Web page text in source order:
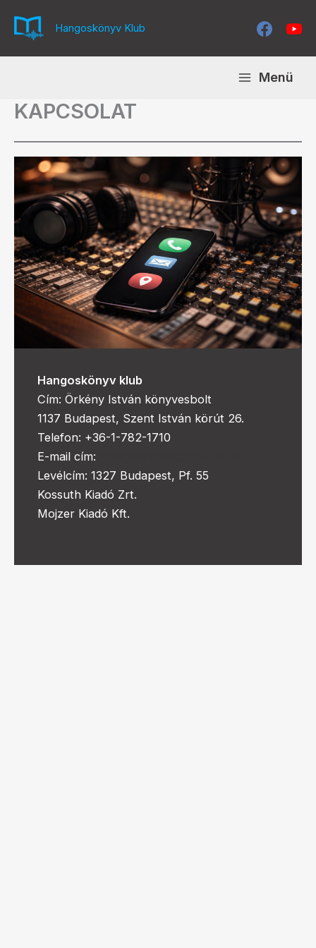
Hangoskönyv Klub
Menü
KAPCSOLAT
Hangoskönyv klub
Cím: Örkény István könyvesbolt
1137 Budapest, Szent István körút 26.
Telefon: +36-1-782-1710
E-mail cím:
Levélcím: 1327 Budapest, Pf. 55
Kossuth Kiadó Zrt.
Mojzer Kiadó Kft.